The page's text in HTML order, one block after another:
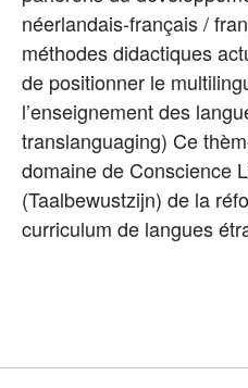
néerlandais-français /
méthodes didactiques
de positionner le
l’enseignement des
translanguaging) Ce
domaine de Conscience
(Taalbewustzijn) de la
curriculum de langues